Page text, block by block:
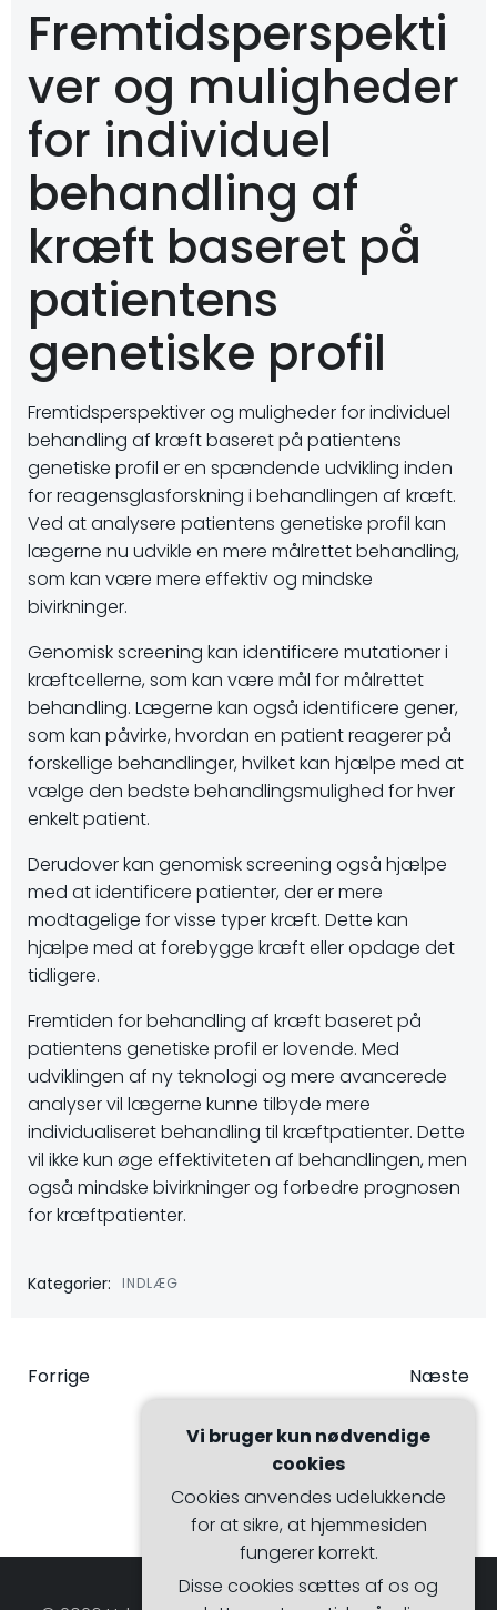
Fremtidsperspekti
ver og muligheder
for individuel
behandling af
kræft baseret på
patientens
genetiske profil
Fremtidsperspektiver og muligheder for individuel
behandling af kræft baseret på patientens
genetiske profil er en spændende udvikling inden
for reagensglasforskning i behandlingen af kræft.
Ved at analysere patientens genetiske profil kan
lægerne nu udvikle en mere målrettet behandling,
som kan være mere effektiv og mindske
bivirkninger.
Genomisk screening kan identificere mutationer i
kræftcellerne, som kan være mål for målrettet
behandling. Lægerne kan også identificere gener,
som kan påvirke, hvordan en patient reagerer på
forskellige behandlinger, hvilket kan hjælpe med at
vælge den bedste behandlingsmulighed for hver
enkelt patient.
Derudover kan genomisk screening også hjælpe
med at identificere patienter, der er mere
modtagelige for visse typer kræft. Dette kan
hjælpe med at forebygge kræft eller opdage det
tidligere.
Fremtiden for behandling af kræft baseret på
patientens genetiske profil er lovende. Med
udviklingen af ​​ny teknologi og mere avancerede
analyser vil lægerne kunne tilbyde mere
individualiseret behandling til kræftpatienter. Dette
vil ikke kun øge effektiviteten af ​​behandlingen, men
også mindske bivirkninger og forbedre prognosen
for kræftpatienter.
Kategorier: INDLÆG
Indlægsnavigation
Forrige Næste
Vi bruger kun nødvendige
cookies
Cookies anvendes udelukkende
for at sikre, at hjemmesiden
fungerer korrekt.
Disse cookies sættes af os og